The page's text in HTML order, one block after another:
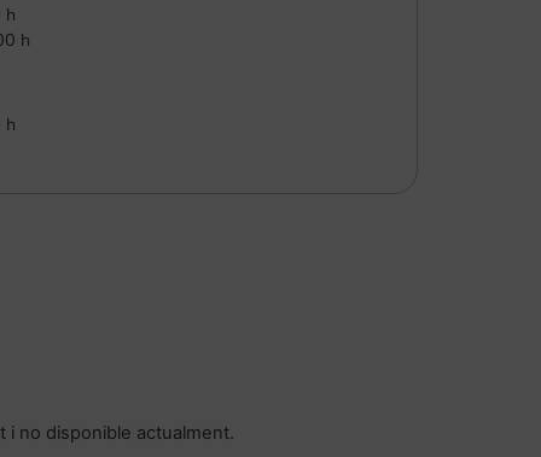
h
h
h
no disponible actualment.